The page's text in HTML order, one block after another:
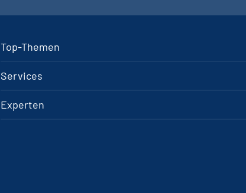
Top-Themen
Services
Experten